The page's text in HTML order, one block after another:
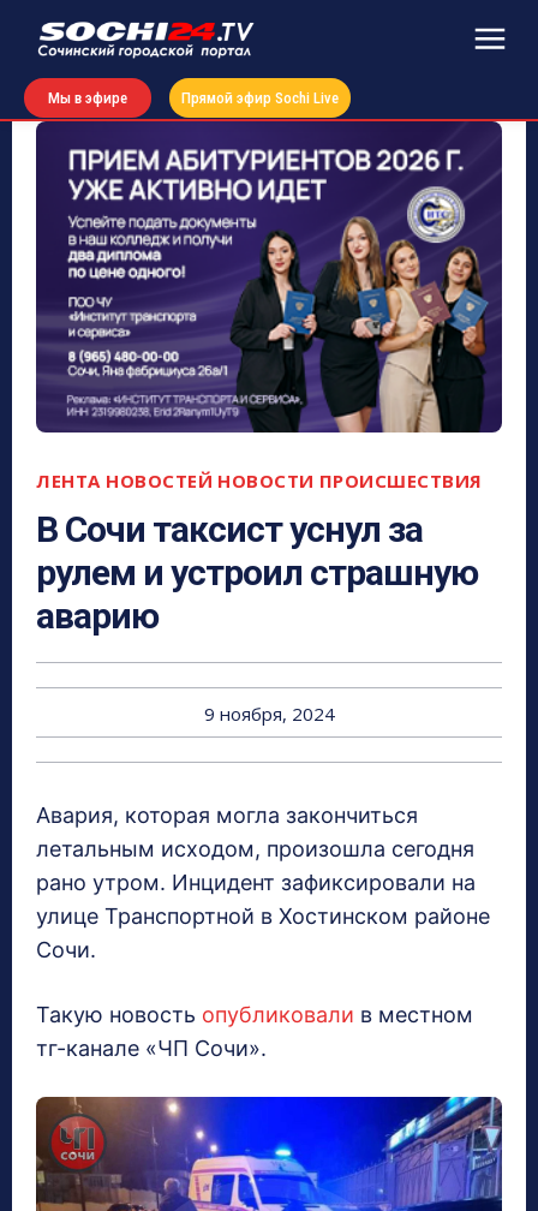
Мы в эфире Прямой эфир Sochi Live
ЛЕНТА НОВОСТЕЙ НОВОСТИ ПРОИСШЕСТВИЯ
В Сочи таксист уснул за
рулем и устроил страшную
аварию
9 ноября, 2024
Авария, которая могла закончиться
летальным исходом, произошла сегодня
рано утром. Инцидент зафиксировали на
улице Транспортной в Хостинском районе
Сочи.
Такую новость опубликовали в местном
тг-канале «ЧП Сочи».